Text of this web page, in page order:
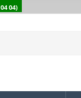
04)